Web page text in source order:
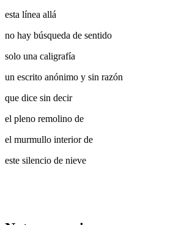
esta línea allá
no hay búsqueda de sentido
solo una caligrafía
un escrito anónimo y sin razón
que dice sin decir
el pleno remolino de
el murmullo interior de
este silencio de nieve